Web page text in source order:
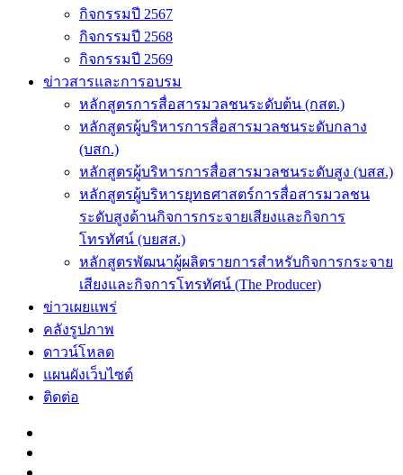
กิจกรรมปี 2567
กิจกรรมปี 2568
กิจกรรมปี 2569
ข่าวสารและการอบรม
หลักสูตรการสื่อสารมวลชนระดับต้น (กสต.)
หลักสูตรผู้บริหารการสื่อสารมวลชนระดับกลาง
(บสก.)
หลักสูตรผู้บริหารการสื่อสารมวลชนระดับสูง (บสส.)
หลักสูตรผู้บริหารยุทธศาสตร์การสื่อสารมวลชน
ระดับสูงด้านกิจการกระจายเสียงและกิจการ
โทรทัศน์ (บยสส.)
หลักสูตรพัฒนาผู้ผลิตรายการสำหรับกิจการกระจาย
เสียงและกิจการโทรทัศน์ (The Producer)
ข่าวเผยแพร่
คลังรูปภาพ
ดาวน์โหลด
แผนผังเว็บไซต์
ติดต่อ